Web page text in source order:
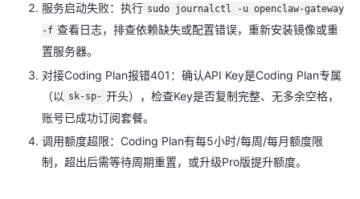
服务启动失败：执行 sudo journalctl -u openclaw-gateway
-f 查看日志，排查依赖缺失或配置错误，重新安装镜像或重
置服务器。
对接Coding Plan报错401：确认API Key是Coding Plan专属
（以 sk-sp- 开头），检查Key是否复制完整、无多余空格，
账号已成功订阅套餐。
调用额度超限：Coding Plan有每5小时/每周/每月额度限
制，超出后需等待周期重置，或升级Pro版提升额度。